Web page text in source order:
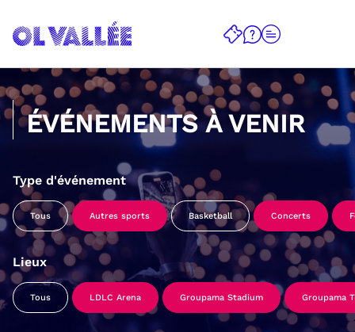
ÉVÉNEMENTS À VENIR
Type d'événement
Tous Autres sports Basketball Concerts
Lieux
Tous LDLC Arena Groupama Stadium Groupama